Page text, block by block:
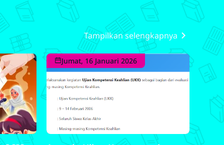
Tampilkan selengkapnya
Jumat, 16 Januari 2026